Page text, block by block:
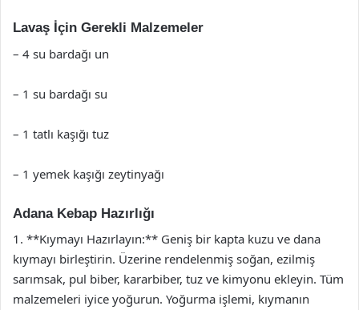
Lavaş İçin Gerekli Malzemeler
– 4 su bardağı un
– 1 su bardağı su
– 1 tatlı kaşığı tuz
– 1 yemek kaşığı zeytinyağı
Adana Kebap Hazırlığı
1. **Kıymayı Hazırlayın:** Geniş bir kapta kuzu ve dana
kıymayı birleştirin. Üzerine rendelenmiş soğan, ezilmiş
sarımsak, pul biber, kararbiber, tuz ve kimyonu ekleyin. Tüm
malzemeleri iyice yoğurun. Yoğurma işlemi, kıymanın